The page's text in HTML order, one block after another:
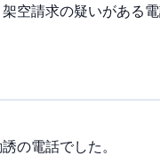
空請求の疑いがある電
の電話でした。